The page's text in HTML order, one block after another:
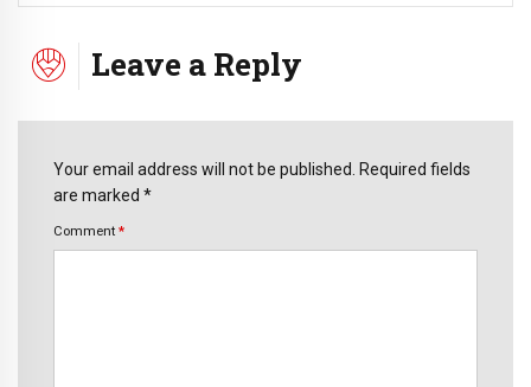
Leave a Reply
Your email address will not be published. Required fields
are marked *
Comment *